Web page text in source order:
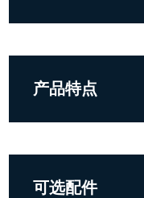
产品特点
可选配件